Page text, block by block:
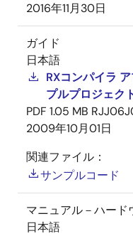
2016年11月30日
ガイド
日本語
RXコンパイラ
プルプロジェク
PDF 1.05 MB
2009年10月01日
関連ファイル：
サンプルコード
マニュアル－ハード
日本語